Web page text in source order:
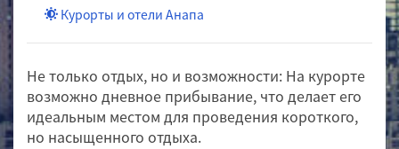
Курорты и отели Анапа
Не только отдых, но и возможности: На курорте
возможно дневное прибывание, что делает его
идеальным местом для проведения короткого,
но насыщенного отдыха.